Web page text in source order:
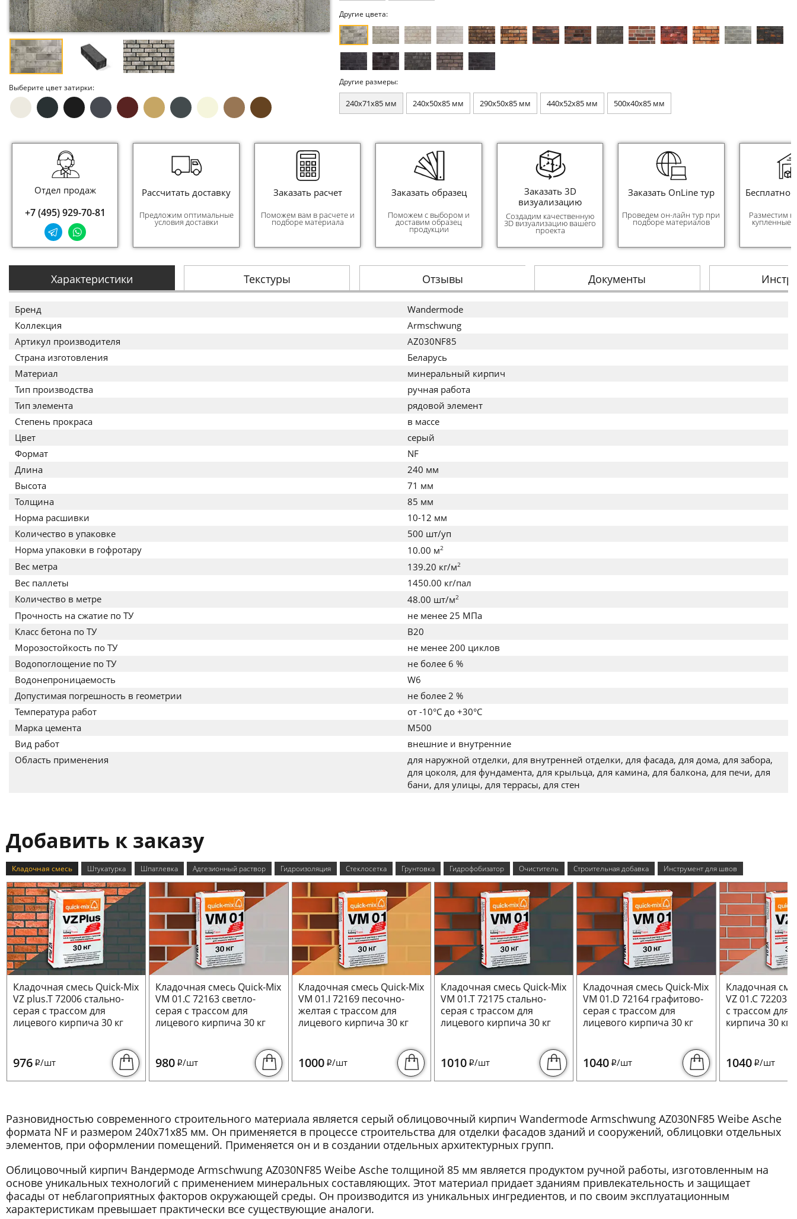
Выберите цвет затирки:
Другие цвета:
Другие размеры:
240x71x85 мм 240x50x85 мм 290x50x85 мм 440x52x85 мм 500x40x85 мм
Отдел продаж
+7 (495) 929-70-81
Рассчитать доставку
Предложим оптимальные
условия доставки
Заказать расчет
Поможем вам в расчете и
подборе материала
Заказать образец
Поможем с выбором и
доставим образец
продукции
Заказать 3D
визуализацию
Создадим качественную
3D визуализацию вашего
проекта
Заказать OnLine тур
Проведем он-лайн тур при
подборе материалов
Разместим
купленные
Характеристики Текстуры Отзывы Документы
Бренд
Wandermode
Коллекция
Armschwung
Артикул производителя
AZ030NF85
Страна изготовления
Беларусь
Материал
минеральный кирпич
Тип производства
ручная работа
Тип элемента
рядовой элемент
Степень прокраса
в массе
Цвет
серый
Формат
NF
Длина
240 мм
Высота
71 мм
Толщина
85 мм
Норма расшивки
10-12 мм
Количество в упаковке
500 шт/уп
Норма упаковки в гофротару
10.00 м2
Вес метра 139.20 кг/м2
Вес паллеты
1450.00 кг/пал
Количество в метре
48.00 шт/м2
Прочность на сжатие по ТУ
не менее 25 МПа
Класс бетона по ТУ
B20
Морозостойкость по ТУ
не менее 200 циклов
Водопоглощение по ТУ
не более 6 %
Водонепроницаемость
W6
Допустимая погрешность в геометрии
не более 2 %
Температура работ
от -10°C до +30°C
Марка цемента
M500
Вид работ
внешние и внутренние
Область применения
для наружной отделки, для внутренней отделки, для фасада, для дома, для забора,
для цоколя, для фундамента, для крыльца, для камина, для балкона, для печи, для
бани, для улицы, для террасы, для стен
Добавить к заказу
Кладочная смесь Штукатурка Шпатлевка Адгезионный раствор Гидроизоляция Стеклосетка Грунтовка Гидрофобизатор Очиститель Строительная добавка Инструмент для швов
Кладочная смесь Quick-Mix
VZ plus.T 72006 стально-
серая с трассом для
лицевого кирпича 30 кг
976 i/шт
Кладочная смесь Quick-Mix
VM 01.C 72163 светло-
серая с трассом для
лицевого кирпича 30 кг
980 i/шт
Кладочная смесь Quick-Mix
VM 01.I 72169 песочно-
желтая с трассом для
лицевого кирпича 30 кг
1000 i/шт
Кладочная смесь Quick-Mix
VM 01.T 72175 стально-
серая с трассом для
лицевого кирпича 30 кг
1010 i/шт
Кладочная смесь Quick-Mix
VM 01.D 72164 графитово-
серая с трассом для
лицевого кирпича 30 кг
1040 i/шт
Кладочная
VZ 01.C 72203
с трассом для
кирпича 30 кг
1040 i/шт
Разновидностью современного строительного материала является серый облицовочный кирпич Wandermode Armschwung AZ030NF85 Weibe Asche
формата NF и размером 240x71x85 мм. Он применяется в процессе строительства для отделки фасадов зданий и сооружений, облицовки отдельных
элементов, при оформлении помещений. Применяется он и в создании отдельных архитектурных групп.
Облицовочный кирпич Вандермоде Armschwung AZ030NF85 Weibe Asche толщиной 85 мм является продуктом ручной работы, изготовленным на
основе уникальных технологий с применением минеральных составляющих. Этот материал придает зданиям привлекательность и защищает
фасады от неблагоприятных факторов окружающей среды. Он производится из уникальных ингредиентов, и по своим эксплуатационным
характеристикам превышает практически все существующие аналоги.